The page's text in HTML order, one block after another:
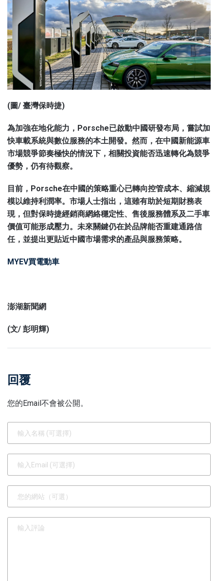
(圖/ 臺灣保時捷)
為加強在地化能力，Porsche已啟動中國研發布局，嘗試加
快車載系統與數位服務的本土開發。然而，在中國新能源車
市場競爭節奏極快的情況下，相關投資能否迅速轉化為競爭
優勢，仍有待觀察。
目前，Porsche在中國的策略重心已轉向控管成本、縮減規
模以維持利潤率。市場人士指出，這雖有助於短期財務表
現，但對保時捷經銷商網絡穩定性、售後服務體系及二手車
價值可能形成壓力。未來關鍵仍在於品牌能否重建通路信
任，並提出更貼近中國市場需求的產品與服務策略。
MYEV買電動車
澎湖新聞網
(文/ 彭明輝)
回覆
您的Email不會被公開。